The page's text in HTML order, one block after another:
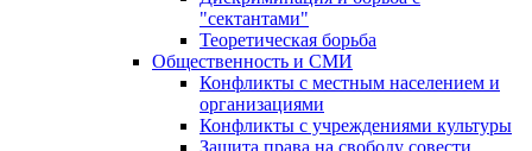
"сектантами"
Теоретическая борьба
Общественность и СМИ
Конфликты с местным населением и
организациями
Конфликты с учреждениями культуры